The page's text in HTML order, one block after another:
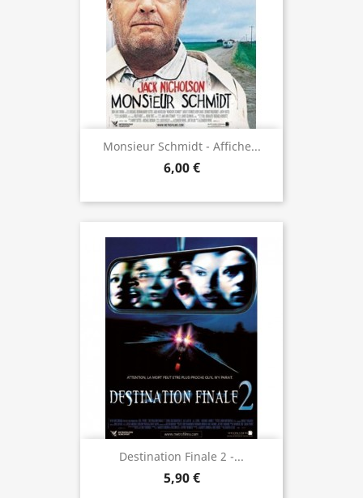
Monsieur Schmidt - Affiche...
6,00 €
Destination Finale 2 -...
5,90 €